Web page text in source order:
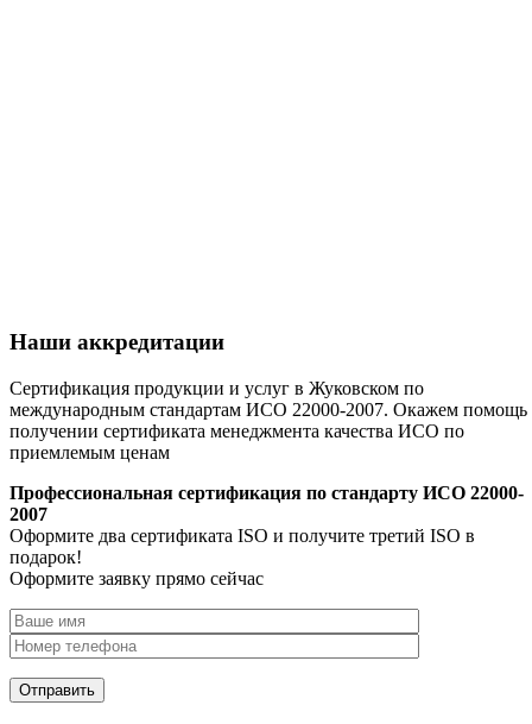
Наши аккредитации
Сертификация продукции и услуг в Жуковском по
международным стандартам ИСО 22000-2007. Окажем помощь
получении сертификата менеджмента качества ИСО по
приемлемым ценам
Профессиональная сертификация по стандарту ИСО 22000-
2007
Оформите два сертификата ISO и получите третий ISO в
подарок!
Оформите заявку прямо сейчас